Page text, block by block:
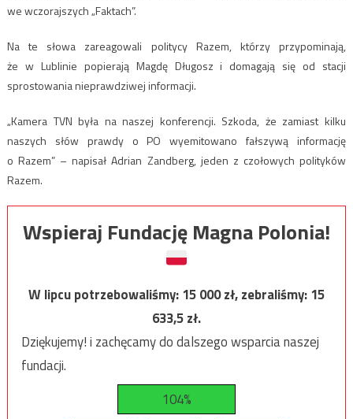
we wczorajszych „Faktach”.
Na te słowa zareagowali politycy Razem, którzy przypominają,
że w Lublinie popierają Magdę Długosz i domagają się od stacji
sprostowania nieprawdziwej informacji.
„Kamera TVN była na naszej konferencji. Szkoda, że zamiast kilku
naszych słów prawdy o PO wyemitowano fałszywą informację
o Razem” – napisał Adrian Zandberg, jeden z czołowych polityków
Razem.
Wspieraj Fundację Magna Polonia!
W lipcu potrzebowaliśmy:15 000zł, zebraliśmy:15
633,5zł.
Dziękujemy! i zachęcamy do dalszego wsparcia naszej
fundacji.
104%